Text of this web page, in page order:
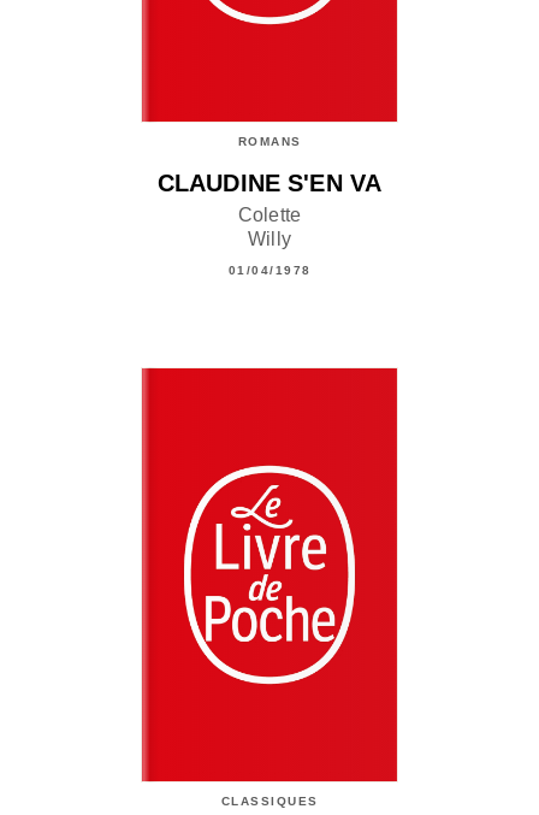
ROMANS
CLAUDINE S'EN VA
Colette
Willy
01/04/1978
CLASSIQUES